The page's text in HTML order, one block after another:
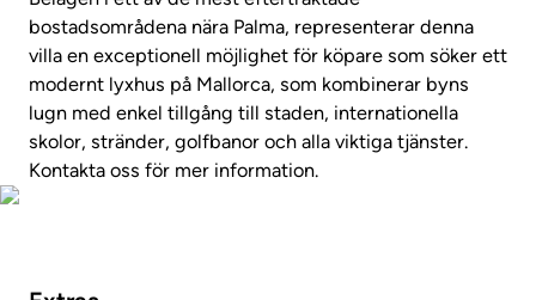
bostadsområdena nära Palma, representerar denna
villa en exceptionell möjlighet för köpare som söker ett
modernt lyxhus på Mallorca, som kombinerar byns
lugn med enkel tillgång till staden, internationella
skolor, stränder, golfbanor och alla viktiga tjänster.
Kontakta oss för mer information.